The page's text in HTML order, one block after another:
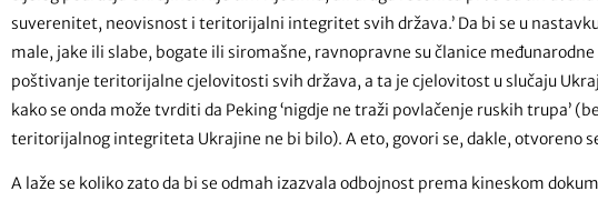
suverenitet, neovisnost i teritorijalni integritet svih država.’ Da bi se u
male, jake ili slabe, bogate ili siromašne, ravnopravne su članice međunarodne
poštivanje teritorijalne cjelovitosti svih država, a ta je cjelovitost u slučaju
kako se onda može tvrditi da Peking ‘nigdje ne traži povlačenje ruskih trupa’
teritorijalnog integriteta Ukrajine ne bi bilo). A eto, govori se, dakle, otvoreno
A laže se koliko zato da bi se odmah izazvala odbojnost prema kineskom